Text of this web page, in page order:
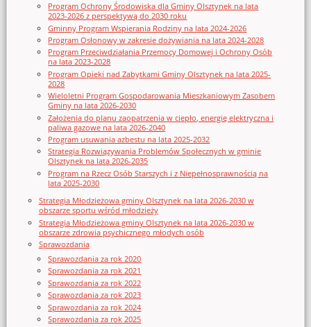
Program Ochrony Środowiska dla Gminy Olsztynek na lata
2023-2026 z perspektywą do 2030 roku
Gminny Program Wspierania Rodziny na lata 2024-2026
Program Osłonowy w zakresie dożywiania na lata 2024-2028
Program Przeciwdziałania Przemocy Domowej i Ochrony Osób
na lata 2023-2028
Program Opieki nad Zabytkami Gminy Olsztynek na lata 2025-
2028
Wieloletni Program Gospodarowania Mieszkaniowym Zasobem
Gminy na lata 2026-2030
Założenia do planu zaopatrzenia w ciepło, energię elektryczna i
paliwa gazowe na lata 2026-2040
Program usuwania azbestu na lata 2025-2032
Strategia Rozwiązywania Problemów Społecznych w gminie
Olsztynek na lata 2026-2035
Program na Rzecz Osób Starszych i z Niepełnosprawnością na
lata 2025-2030
Strategia Młodzieżowa gminy Olsztynek na lata 2026-2030 w
obszarze sportu wśród młodzieży
Strategia Młodzieżowa gminy Olsztynek na lata 2026-2030 w
obszarze zdrowia psychicznego młodych osób
Sprawozdania
Sprawozdania za rok 2020
Sprawozdania za rok 2021
Sprawozdania za rok 2022
Sprawozdania za rok 2023
Sprawozdania za rok 2024
Sprawozdania za rok 2025